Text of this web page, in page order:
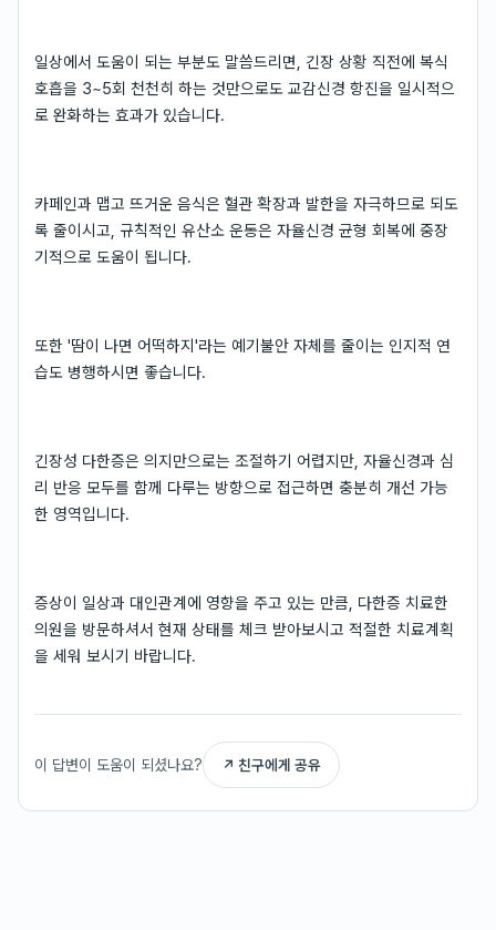
일상에서 도움이 되는 부분도 말씀드리면, 긴장 상황 직전에 복식
호흡을 3~5회 천천히 하는 것만으로도 교감신경 항진을 일시적으
로 완화하는 효과가 있습니다.
카페인과 맵고 뜨거운 음식은 혈관 확장과 발한을 자극하므로 되도
록 줄이시고, 규칙적인 유산소 운동은 자율신경 균형 회복에 중장
기적으로 도움이 됩니다.
또한 '땀이 나면 어떡하지'라는 예기불안 자체를 줄이는 인지적 연
습도 병행하시면 좋습니다.
긴장성 다한증은 의지만으로는 조절하기 어렵지만, 자율신경과 심
리 반응 모두를 함께 다루는 방향으로 접근하면 충분히 개선 가능
한 영역입니다.
증상이 일상과 대인관계에 영향을 주고 있는 만큼, 다한증 치료한
의원을 방문하셔서 현재 상태를 체크 받아보시고 적절한 치료계획
을 세워 보시기 바랍니다.
이 답변이 도움이 되셨나요? ↗ 친구에게 공유